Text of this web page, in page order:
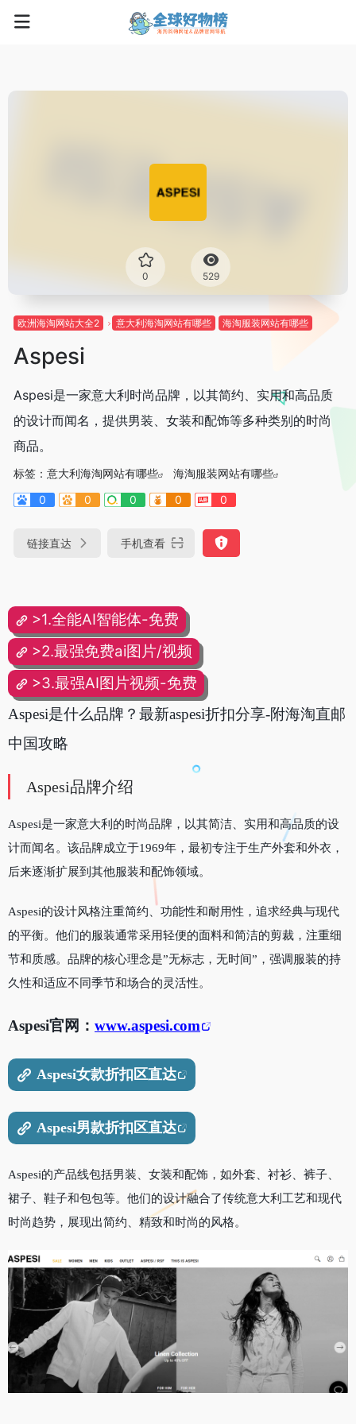
0 529
欧洲海淘网站大全2 意大利海淘网站有哪些 海淘服装网站有哪些
Aspesi
Aspesi是一家意大利时尚品牌，以其简约、实用和高品质
的设计而闻名，提供男装、女装和配饰等多种类别的时尚
商品。
标签： 意大利海淘网站有哪些
海淘服装网站有哪些
0
0 0 0 0
链接直达 手机查看
>1.全能AI智能体-免费
>2.最强免费ai图片/视频
>3.最强AI图片视频-免费
Aspesi是什么品牌？最新aspesi折扣分享-附海淘直邮
中国攻略
Aspesi品牌介绍
Aspesi是一家意大利的时尚品牌，以其简洁、实用和高品质的设
计而闻名。该品牌成立于1969年，最初专注于生产外套和外衣，
后来逐渐扩展到其他服装和配饰领域。
Aspesi的设计风格注重简约、功能性和耐用性，追求经典与现代
的平衡。他们的服装通常采用轻便的面料和简洁的剪裁，注重细
节和质感。品牌的核心理念是”无标志，无时间”，强调服装的持
久性和适应不同季节和场合的灵活性。
Aspesi官网： www.aspesi.com
Aspesi女款折扣区直达
Aspesi男款折扣区直达
Aspesi的产品线包括男装、女装和配饰，如外套、衬衫、裤子、
裙子、鞋子和包包等。他们的设计融合了传统意大利工艺和现代
时尚趋势，展现出简约、精致和时尚的风格。